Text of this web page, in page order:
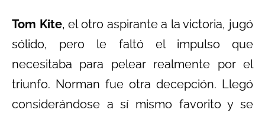
Tom Kite, el otro aspirante a la victoria, jugó
sólido, pero le faltó el impulso que
necesitaba para pelear realmente por el
triunfo. Norman fue otra decepción. Llegó
considerándose a sí mismo favorito y se